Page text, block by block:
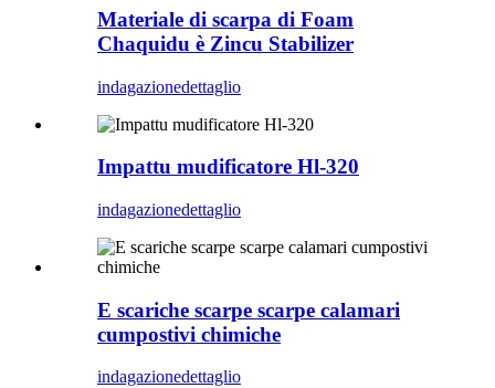
Materiale di scarpa di Foam
Chaquidu è Zincu Stabilizer
indagazionedettaglio
Impattu mudificatore Hl-320
indagazionedettaglio
E scariche scarpe scarpe calamari
cumpostivi chimiche
indagazionedettaglio